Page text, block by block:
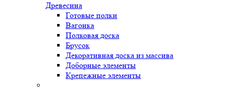
Древесина
Готовые полки
Вагонка
Полковая доска
Брусок
Декоративная доска из массива
Доборные элементы
Крепежные элементы